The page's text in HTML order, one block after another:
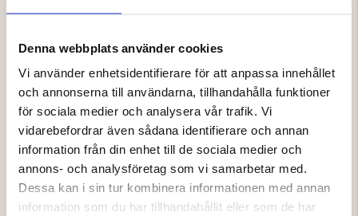
Denna webbplats använder cookies
Vi använder enhetsidentifierare för att anpassa innehållet
och annonserna till användarna, tillhandahålla funktioner
för sociala medier och analysera vår trafik. Vi
vidarebefordrar även sådana identifierare och annan
information från din enhet till de sociala medier och
annons- och analysföretag som vi samarbetar med.
Dessa kan i sin tur kombinera informationen med annan
information som du har tillhandahållit eller som de har
Inspelning:
rörelseaktiverad
pushnotiser, e-post och anpassningsbara
ljudvarningar
Ström & lagring:
Batteri:6000 mAh uppladdningsbart
Solpanel:stöd för Reolink solpanel (ingår)
Ström:USB-C / 5V 2A
Lokal lagring: microSD upp till 128 GB (ingår ej)